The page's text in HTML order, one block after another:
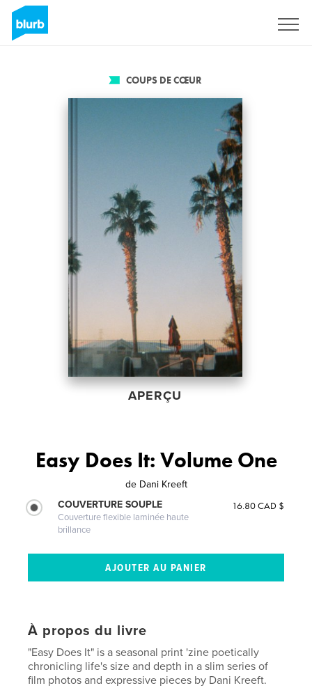
COUPS DE CŒUR
APERÇU
Easy Does It: Volume One
de Dani Kreeft
COUVERTURE SOUPLE
Couverture flexible laminée haute
brillance
16.80 CAD $
À propos du livre
"Easy Does It" is a seasonal print 'zine poetically
chronicling life's size and depth in a slim series of
film photos and expressive pieces by Dani Kreeft.